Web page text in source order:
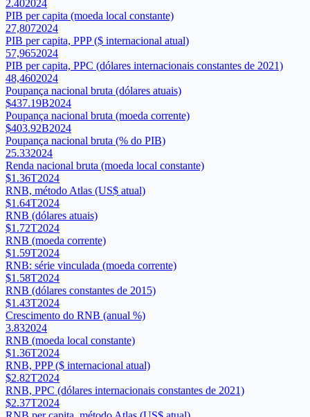
2.402024
PIB per capita (moeda local constante)
27,8072024
PIB per capita, PPP ($ internacional atual)
57,9652024
PIB per capita, PPC (dólares internacionais constantes de 2021)
48,4602024
Poupança nacional bruta (dólares atuais)
$437.19B2024
Poupança nacional bruta (moeda corrente)
$403.92B2024
Poupança nacional bruta (% do PIB)
25.332024
Renda nacional bruta (moeda local constante)
$1.36T2024
RNB, método Atlas (US$ atual)
$1.64T2024
RNB (dólares atuais)
$1.72T2024
RNB (moeda corrente)
$1.59T2024
RNB: série vinculada (moeda corrente)
$1.58T2024
RNB (dólares constantes de 2015)
$1.43T2024
Crescimento do RNB (anual %)
3.832024
RNB (moeda local constante)
$1.36T2024
RNB, PPP ($ internacional atual)
$2.82T2024
RNB, PPC (dólares internacionais constantes de 2021)
$2.37T2024